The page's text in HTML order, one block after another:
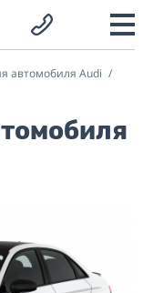
автомобиля Audi